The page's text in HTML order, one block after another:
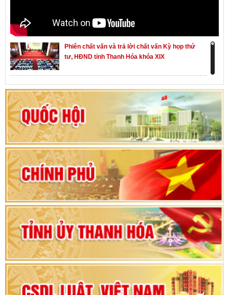
Phiên chất vấn và trả lời chất vấn Kỳ họp thứ
tư, HĐND tỉnh Thanh Hóa khóa XIX
Khai mạc kỳ họp thứ Nhất, Quốc hội khóa XVI
Hướng dẫn quy trình bỏ phiếu bầu cử ĐBQH
khoá XVI và đại biểu HĐND các cấp nhiệm kỳ
2026-2031
80 năm Quốc hội Việt Nam: vì lợi ích Nhân dân,
vì sự phát triển của đất nước
Bộ Chính trị duyệt nội dung Đại hội đại biểu
Đảng bộ tỉnh Thanh Hóa lần thứ XX, nhiệm kỳ
2025 - 2030
Đại hội đại biểu Đảng bộ xã Yên Thọ lần thứ I,
nhiệm kỳ 2025 – 2030
Đại hội Đảng bộ xã Yên Ninh lần thứ nhất,
nhiệm kỳ 2025 - 2030